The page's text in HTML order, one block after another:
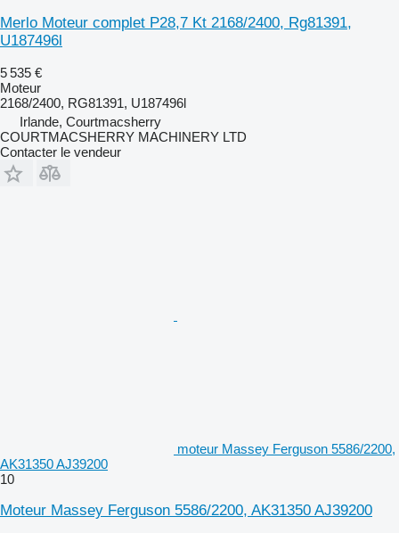
Merlo Moteur complet P28,7 Kt 2168/2400, Rg81391,
U187496l
5 535 €
Moteur
2168/2400, RG81391, U187496l
Irlande, Courtmacsherry
COURTMACSHERRY MACHINERY LTD
Contacter le vendeur
moteur Massey Ferguson 5586/2200,
AK31350 AJ39200
10
Moteur Massey Ferguson 5586/2200, AK31350 AJ39200